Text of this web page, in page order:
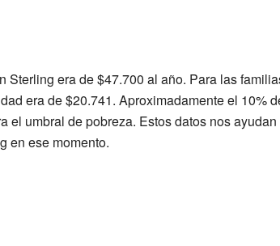
Sterling era de $47.700 al año. Para las
era de $20.741. Aproximadamente el 10%
umbral de pobreza. Estos datos nos
en ese momento.